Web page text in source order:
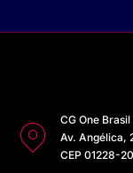
CG One Brasil
Av. Angélica,
CEP 01228-